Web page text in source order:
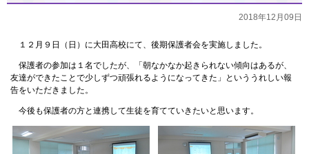
2018年12月09日
１２月９日（日）に大田高校にて、後期保護者会を実施しました。
保護者の参加は１名でしたが、「朝なかなか起きられない傾向はあるが、
友達ができたことで少しずつ頑張れるようになってきた」といううれしい報
告をいただきました。
今後も保護者の方と連携して生徒を育てていきたいと思います。